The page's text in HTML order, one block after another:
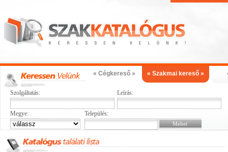
« Cégkereső » « Szakmai kereső »
Szolgáltatás: Leírás:
Megye: Település: